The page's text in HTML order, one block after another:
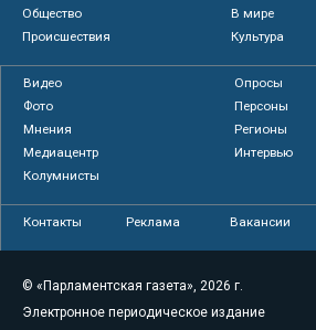
Общество
В мире
Происшествия
Культура
Видео
Опросы
Фото
Персоны
Мнения
Регионы
Медиацентр
Интервью
Колумнисты
Контакты Реклама Вакансии
© «Парламентская газета», 2026 г.
Электронное периодическое издание